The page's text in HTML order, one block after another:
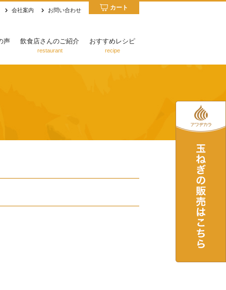
会社案内 お問い合わせ カート
声 飲食店さんのご紹介
restaurant
おすすめレシピ
recipe